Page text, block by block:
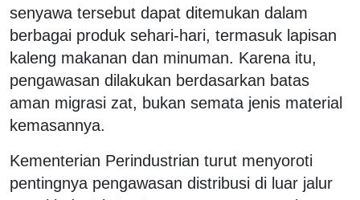
senyawa tersebut dapat ditemukan dalam
berbagai produk sehari-hari, termasuk lapisan
kaleng makanan dan minuman. Karena itu,
pengawasan dilakukan berdasarkan batas
aman migrasi zat, bukan semata jenis material
kemasannya.
Kementerian Perindustrian turut menyoroti
pentingnya pengawasan distribusi di luar jalur